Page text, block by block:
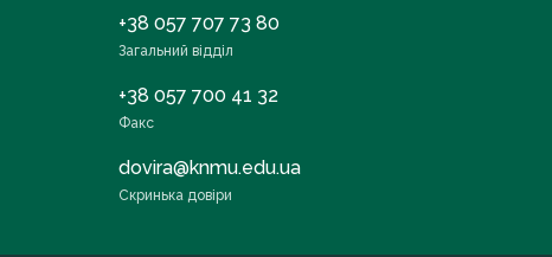
+38 057 707 73 80
Загальний відділ
+38 057 700 41 32
Факс
dovira@knmu.edu.ua
Скринька довіри